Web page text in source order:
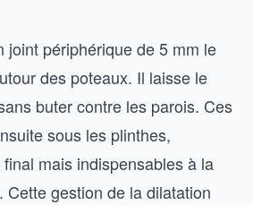
joint périphérique de 5 mm le
des poteaux. Il laisse le
buter contre les parois. Ces
sous les plinthes,
mais indispensables à la
Cette gestion de la dilatation